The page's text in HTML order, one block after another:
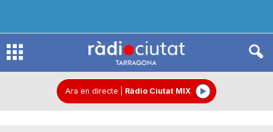
R
Ara en directe Ràdio Ciutat MIX